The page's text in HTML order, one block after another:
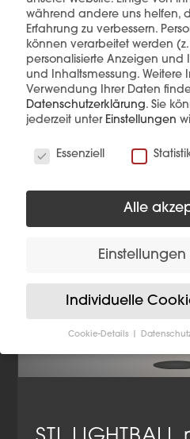
WL TWIST
Mehr Details
während andere uns helfen,
Erfahrung zu verbessern.
können verarbeitet werden (z.
personalisierte Anzeigen und
und Inhaltsmessung. Weitere
Verwendung Ihrer Daten
Datenschutzerklärung. Sie
jederzeit unter Einstellungen
Essenziell
Alle
Individuelle
Cookie-Details
Wenn Sie unter 16 Jahre alt